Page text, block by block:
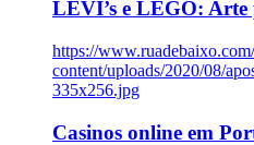
LEVI’s e LEGO: Arte
https://
content/uploads/2020/08/
335x256.jpg
Casinos online em